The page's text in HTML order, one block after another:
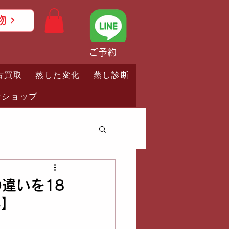
ご予約
買取 蒸した変化
蒸し診断
ョップ
違いを18